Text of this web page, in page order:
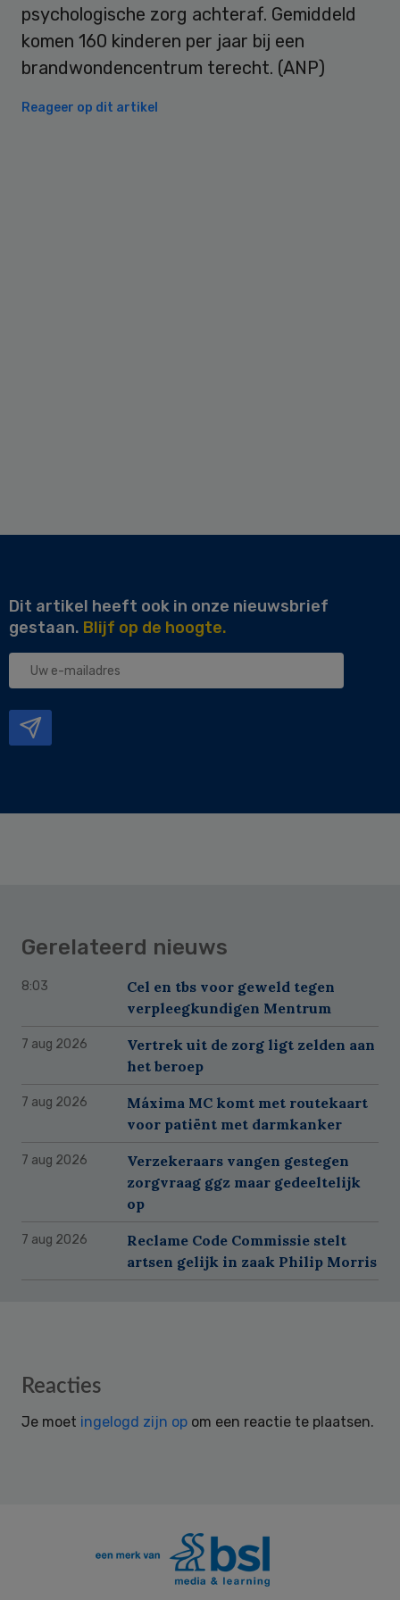
psychologische zorg achteraf. Gemiddeld
komen 160 kinderen per jaar bij een
brandwondencentrum terecht. (ANP)
Reageer op dit artikel
Dit artikel heeft ook in onze nieuwsbrief
gestaan. Blijf op de hoogte.
Uw
Gerelateerd nieuws
8:03
Cel en tbs voor geweld tegen
verpleegkundigen Mentrum
7 aug 2026
Vertrek uit de zorg ligt zelden aan
het beroep
7 aug 2026
Máxima MC komt met routekaart
voor patiënt met darmkanker
7 aug 2026
Verzekeraars vangen gestegen
zorgvraag ggz maar gedeeltelijk
op
7 aug 2026
Reclame Code Commissie stelt
artsen gelijk in zaak Philip Morris
Reader
Reacties
Je moet ingelogd zijn op om een reactie te plaatsen.